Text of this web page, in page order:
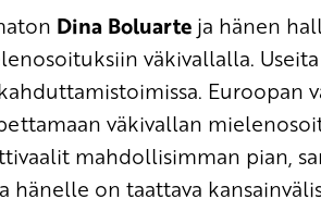
Dina Boluarte ja hänen
väkivallalla.
väkivallan
mahdollisimman pian,
hänelle on taattava